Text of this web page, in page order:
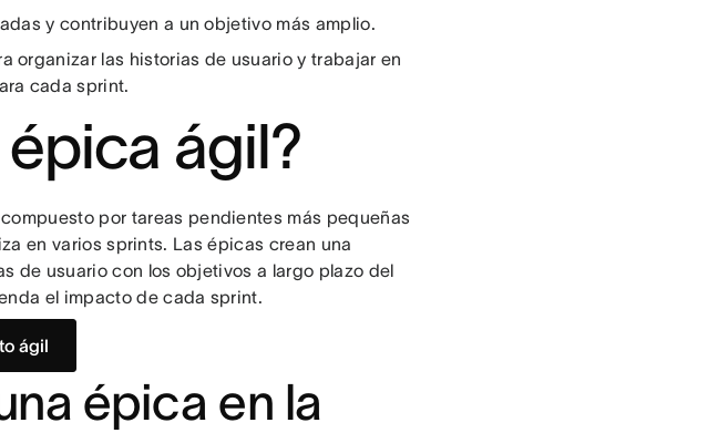
y contribuyen a un objetivo más amplio.
organizar las historias de usuario y trabajar en
cada sprint.
ágil?
por tareas pendientes más pequeñas
en varios sprints. Las épicas crean una
de usuario con los objetivos a largo plazo del
el impacto de cada sprint.
ágil
épica en la